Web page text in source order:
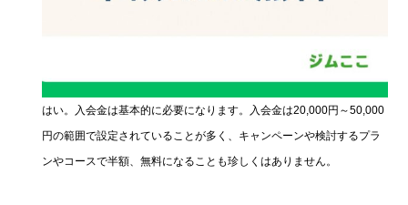
はい。入会金は基本的に必要になります。入会金は20,000円～50,000
円の範囲で設定されていることが多く、キャンペーンや検討するプラ
ンやコースで半額、無料になることも珍しくはありません。